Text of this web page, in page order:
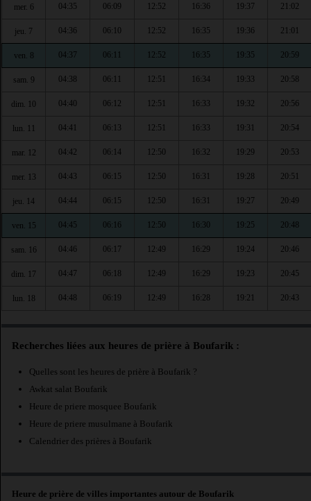
mer. 6 04:35 06:09 12:52 16:36 19:37 21:02
jeu. 7 04:36 06:10 12:52 16:35 19:36 21:01
ven. 8 04:37 06:11 12:52 16:35 19:35 20:59
sam. 9 04:38 06:11 12:51 16:34 19:33 20:58
dim. 10 04:40 06:12 12:51 16:33 19:32 20:56
lun. 11 04:41 06:13 12:51 16:33 19:31 20:54
mar. 12 04:42 06:14 12:50 16:32 19:29 20:53
mer. 13 04:43 06:15 12:50 16:31 19:28 20:51
jeu. 14 04:44 06:15 12:50 16:31 19:27 20:49
ven. 15 04:45 06:16 12:50 16:30 19:25 20:48
sam. 16 04:46 06:17 12:49 16:29 19:24 20:46
dim. 17 04:47 06:18 12:49 16:29 19:23 20:45
lun. 18 04:48 06:19 12:49 16:28 19:21 20:43
Recherches liées aux heures de prière à Boufarik :
Quelles sont les heures de prière à Boufarik ?
Awkat salat Boufarik
Heure de priere mosquee Boufarik
Heure de priere musulmane à Boufarik
Calendrier des prières à Boufarik
Heure de prière de villes importantes autour de Boufarik